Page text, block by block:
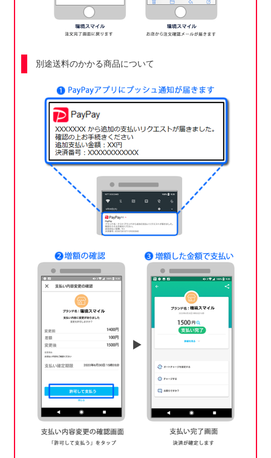
別途送料のかかる商品について